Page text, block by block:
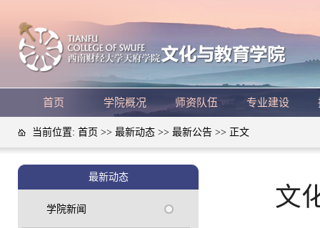
首页 学院概况 师资队伍 专业建设
当前位置: 首页 >> 最新动态 >> 最新公告 >> 正文
最新动态
学院新闻 文